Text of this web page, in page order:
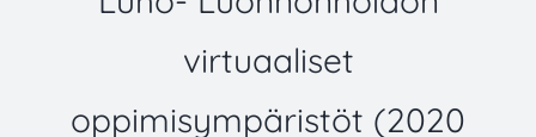
virtuaaliset
oppimisympäristöt (2020